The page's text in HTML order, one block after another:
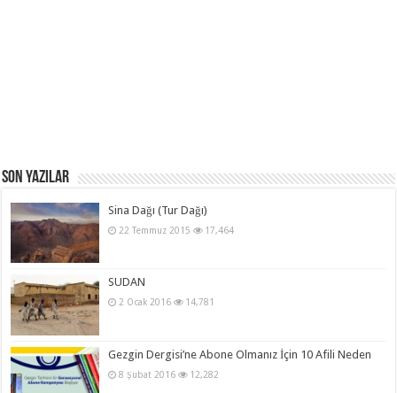
Son Yazılar
Sina Dağı (Tur Dağı)
22 Temmuz 2015 17,464
SUDAN
2 Ocak 2016 14,781
Gezgin Dergisi’ne Abone Olmanız İçin 10 Afili Neden
8 Şubat 2016 12,282